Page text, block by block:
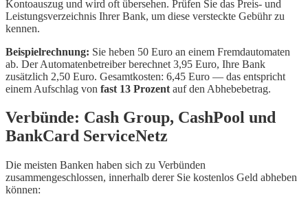
Kontoauszug und wird oft übersehen. Prüfen Sie das Preis- und
Leistungsverzeichnis Ihrer Bank, um diese versteckte Gebühr zu
kennen.
Beispielrechnung: Sie heben 50 Euro an einem Fremdautomaten
ab. Der Automatenbetreiber berechnet 3,95 Euro, Ihre Bank
zusätzlich 2,50 Euro. Gesamtkosten: 6,45 Euro — das entspricht
einem Aufschlag von fast 13 Prozent auf den Abhebebetrag.
Verbünde: Cash Group, CashPool und
BankCard ServiceNetz
Die meisten Banken haben sich zu Verbünden
zusammengeschlossen, innerhalb derer Sie kostenlos Geld abheben
können: